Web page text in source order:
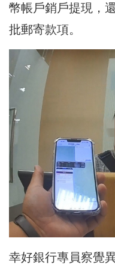
幣帳戶銷戶提現，
批郵寄款項。
幸好銀行專員察覺